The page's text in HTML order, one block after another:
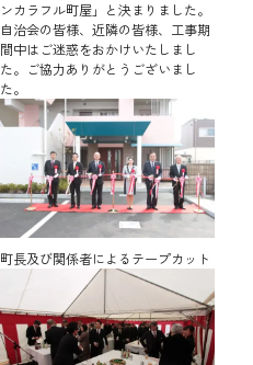
ンカラフル町屋」と決まりました。
自治会の皆様、近隣の皆様、工事期
間中はご迷惑をおかけいたしまし
た。ご協力ありがとうございまし
た。
町長及び関係者によるテープカット